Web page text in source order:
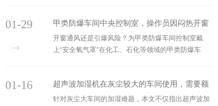
人意。一、 “烘干变···
甲类防爆车间中央控制室，操作员因闷热开窗
通风，爆炸风险瞬间倍增？防爆风机盘管为“车
间大脑”提供安全独立的舒适环境。
开窗通风还是引爆风险？为甲类防爆车间控制室戴
上“安全氧气罩”在化工、石化等领域的甲类防爆车
面临一个被忽视的···
01-29
超声波加湿机在灰尘较大的车间使用，需要额
外加装过滤器吗？
针对灰尘大车间的加湿难题，本文不仅指出超声波加
01-16